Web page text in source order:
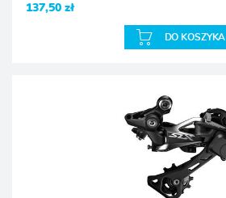
137,50 zł
DO KOSZYKA